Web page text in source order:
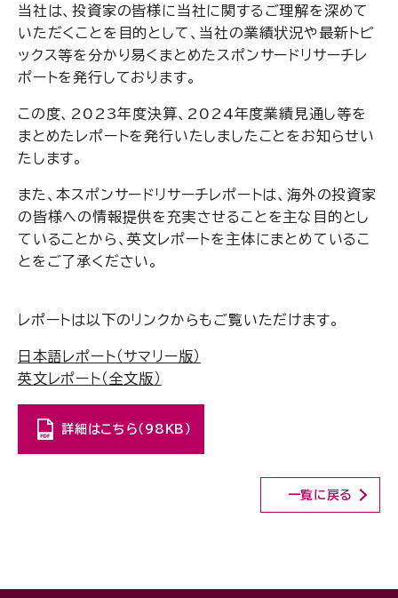
当社は、投資家の皆様に当社に関するご理解を深めて
いただくことを目的として、当社の業績状況や最新トピ
ックス等を分かり易くまとめたスポンサードリサーチレ
ポートを発行しております。
この度、2023年度決算、2024年度業績見通し等を
まとめたレポートを発行いたしましたことをお知らせい
たします。
また、本スポンサードリサーチレポートは、海外の投資家
の皆様への情報提供を充実させることを主な目的とし
ていることから、英文レポートを主体にまとめているこ
とをご了承ください。
レポートは以下のリンクからもご覧いただけます。
日本語レポート（サマリー版）
英文レポート（全文版）
詳細はこちら（98KB）
一覧に戻る